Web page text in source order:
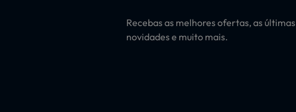
Recebas as melhores ofertas, as últimas
novidades e muito mais.